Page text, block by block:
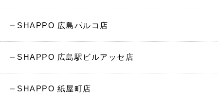
SHAPPO 広島パルコ店
SHAPPO 広島駅ビルアッセ店
SHAPPO 紙屋町店